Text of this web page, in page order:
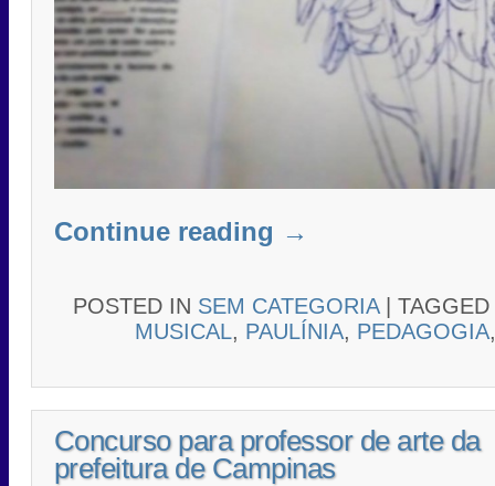
Continue reading →
POSTED IN SEM CATEGORIA
TAGGED
MUSICAL, PAULÍNIA, PEDAGOGIA
Concurso para professor de arte da
prefeitura de Campinas